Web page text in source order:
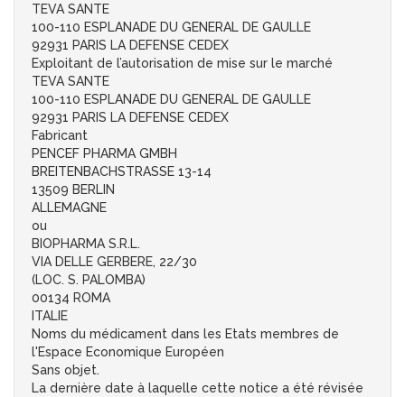
TEVA SANTE
100-110 ESPLANADE DU GENERAL DE GAULLE
92931 PARIS LA DEFENSE CEDEX
Exploitant de l’autorisation de mise sur le marché
TEVA SANTE
100-110 ESPLANADE DU GENERAL DE GAULLE
92931 PARIS LA DEFENSE CEDEX
Fabricant
PENCEF PHARMA GMBH
BREITENBACHSTRASSE 13-14
13509 BERLIN
ALLEMAGNE
ou
BIOPHARMA S.R.L.
VIA DELLE GERBERE, 22/30
(LOC. S. PALOMBA)
00134 ROMA
ITALIE
Noms du médicament dans les Etats membres de
l'Espace Economique Européen
Sans objet.
La dernière date à laquelle cette notice a été révisée